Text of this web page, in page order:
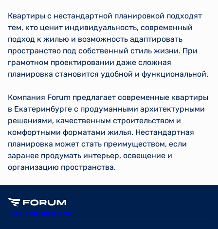
Квартиры с нестандартной планировкой подходят
тем, кто ценит индивидуальность, современный
подход к жилью и возможность адаптировать
пространство под собственный стиль жизни. При
грамотном проектировании даже сложная
планировка становится удобной и функциональной.
Компания Forum предлагает современные квартиры
в Екатеринбурге с продуманными архитектурными
решениями, качественным строительством и
комфортными форматами жилья. Нестандартная
планировка может стать преимуществом, если
заранее продумать интерьер, освещение и
организацию пространства.
TelegramВконтактеMax